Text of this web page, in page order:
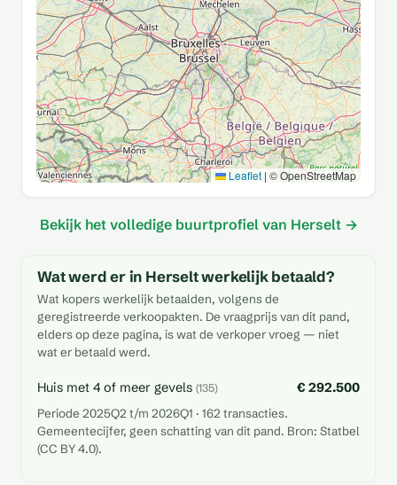
Leaflet | © OpenStreetMap
Bekijk het volledige buurtprofiel van Herselt →
Wat werd er in Herselt werkelijk betaald?
Wat kopers werkelijk betaalden, volgens de
geregistreerde verkoopakten. De vraagprijs van dit pand,
elders op deze pagina, is wat de verkoper vroeg — niet
wat er betaald werd.
Huis met 4 of meer gevels (135) € 292.500
Periode 2025Q2 t/m 2026Q1 · 162 transacties.
Gemeentecijfer, geen schatting van dit pand. Bron: Statbel
(CC BY 4.0).